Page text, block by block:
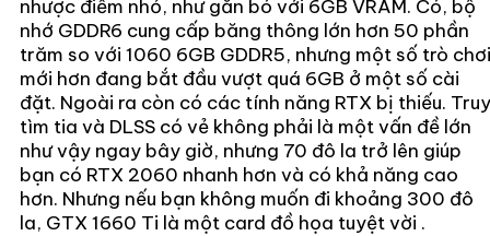
nhược điểm nhỏ, như gắn bó với 6GB VRAM. Có, bộ
nhớ GDDR6 cung cấp băng thông lớn hơn 50 phần
trăm so với 1060 6GB GDDR5, nhưng một số trò chơi
mới hơn đang bắt đầu vượt quá 6GB ở một số cài
đặt. Ngoài ra còn có các tính năng RTX bị thiếu. Truy
tìm tia và DLSS có vẻ không phải là một vấn đề lớn
như vậy ngay bây giờ, nhưng 70 đô la trở lên giúp
bạn có RTX 2060 nhanh hơn và có khả năng cao
hơn. Nhưng nếu bạn không muốn đi khoảng 300 đô
la, GTX 1660 Ti là một card đồ họa tuyệt vời .